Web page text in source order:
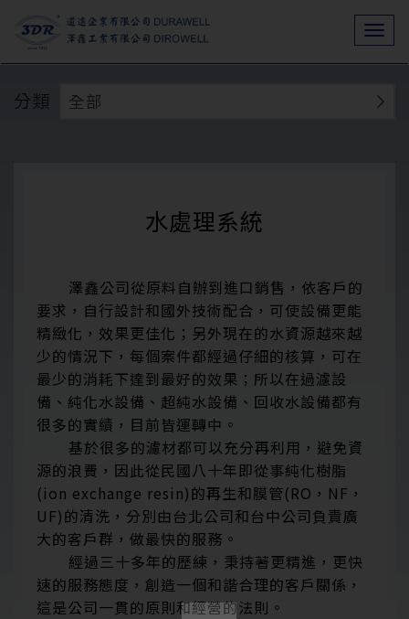
分類 全部
水處理系統
澤鑫公司從原料自辦到進口銷售，依客戶的
要求，自行設計和國外技術配合，可使設備更能
精緻化，效果更佳化；另外現在的水資源越來越
少的情況下，每個案件都經過仔細的核算，可在
最少的消耗下達到最好的效果；所以在過濾設
備、純化水設備、超純水設備、回收水設備都有
很多的實績，目前皆運轉中。
基於很多的濾材都可以充分再利用，避免資
源的浪費，因此從民國八十年即從事純化樹脂
(ion exchange resin)的再生和膜管(RO，NF，
UF)的清洗，分別由台北公司和台中公司負責廣
大的客戶群，做最快的服務。
經過三十多年的歷練，秉持著更精進，更快
速的服務態度，創造一個和諧合理的客戶關係，
這是公司一貫的原則和經營的法則。